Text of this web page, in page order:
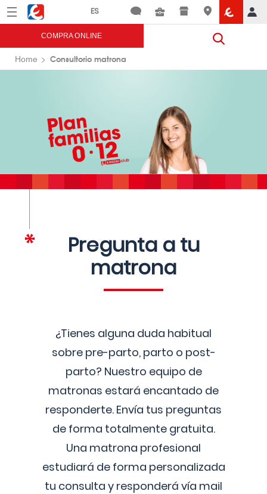
Menú Eroski
COMPRA ONLINE
Home Consultorio matrona
Pregunta a tu
matrona
¿Tienes alguna duda habitual
sobre pre-parto, parto o post-
parto? Nuestro equipo de
matronas estará encantado de
responderte. Envía tus preguntas
de forma totalmente gratuita.
Una matrona profesional
estudiará de forma personalizada
tu consulta y responderá vía mail